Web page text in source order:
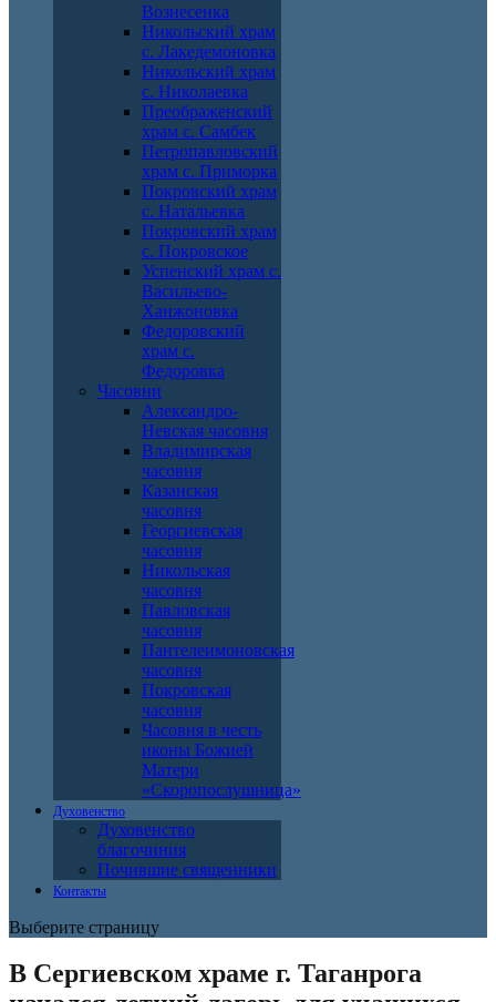
Вознесенка
Никольский храм
с. Лакедемоновка
Никольский храм
с. Николаевка
Преображенский
храм с. Самбек
Петропавловский
храм с. Приморка
Покровский храм
с. Натальевка
Покровский храм
с. Покровское
Успенский храм с.
Васильево-
Ханжоновка
Федоровский
храм с.
Федоровка
Часовни
Александро-
Невская часовня
Владимирская
часовня
Казанская
часовня
Георгиевская
часовня
Никольская
часовня
Павловская
часовня
Пантелеимоновская
часовня
Покровская
часовня
Часовня в честь
иконы Божией
Матери
«Скоропослушница»
Духовенство
Духовенство
благочиния
Почившие священники
Контакты
Выберите страницу
В Сергиевском храме г. Таганрога